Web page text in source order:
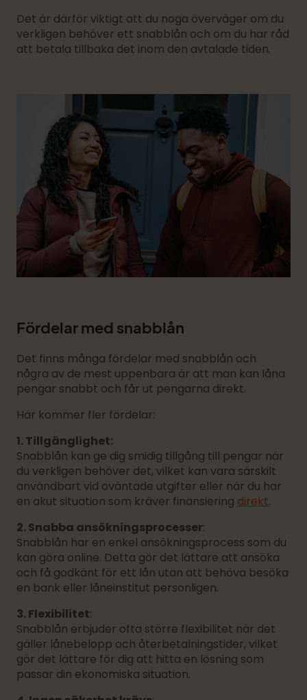
Det är därför viktigt att du noga överväger om du
verkligen behöver ett snabblån och om du har råd
att betala tillbaka det inom den avtalade tiden.
Fördelar med snabblån
Det finns många fördelar med snabblån och
några av de mest uppenbara är att man kan låna
pengar snabbt och får ut pengarna direkt.
Här kommer fler fördelar:
1. Tillgänglighet:
Snabblån kan ge dig smidig tillgång till pengar när
du verkligen behöver det, vilket kan vara särskilt
användbart vid oväntade utgifter eller när du har
en akut situation som kräver finansiering direkt.
2. Snabba ansökningsprocesser:
Snabblån har en enkel ansökningsprocess som du
kan göra online. Detta gör det lättare att ansöka
och få godkänt för ett lån utan att behöva besöka
en bank eller låneinstitut personligen.
3. Flexibilitet:
Snabblån erbjuder ofta större flexibilitet när det
gäller lånebelopp och återbetalningstider, vilket
gör det lättare för dig att hitta en lösning som
passar din ekonomiska situation.